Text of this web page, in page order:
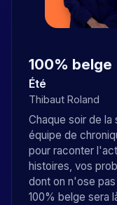
100% belge
Été
Thibaut Roland
Chaque soir de la
équipe de
pour raconter
histoires, vos
dont on n'ose
100% belge sera